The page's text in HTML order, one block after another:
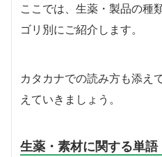
ここでは、生薬・製品の種
ゴリ別にご紹介します。
カタカナでの読み方も添え
えていきましょう。
生薬・素材に関する単語